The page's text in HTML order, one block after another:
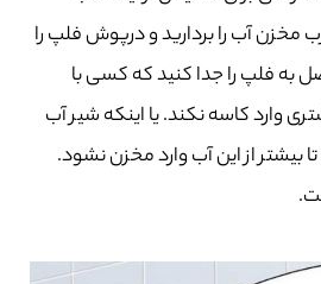
مخزن آب را بردارید و درپوش فلپ را
به فلپ را جدا کنید که کسی با
وارد کاسه نکند. یا اینکه شیر آب
بیشتر از این آب وارد مخزن نشود.